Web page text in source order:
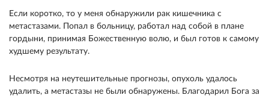
Если коротко, то у меня обнаружили рак кишечника с
метастазами. Попал в больницу, работал над собой в плане
гордыни, принимая Божественную волю, и был готов к самому
худшему результату.
Несмотря на неутешительные прогнозы, опухоль удалось
удалить, а метастазы не были обнаружены. Благодарил Бога за